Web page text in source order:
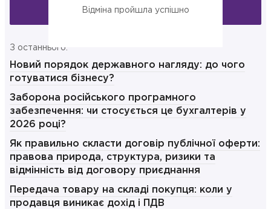
Запитати
З останнього:
Новий порядок державного нагляду: до чого
готуватися бізнесу?
Заборона російського програмного
забезпечення: чи стосується це бухгалтерів у
2026 році?
Як правильно скласти договір публічної оферти:
правова природа, структура, ризики та
відмінність від договору приєднання
Передача товару на складі покупця: коли у
продавця виникає дохід і ПДВ
Відміна пройшла успішно